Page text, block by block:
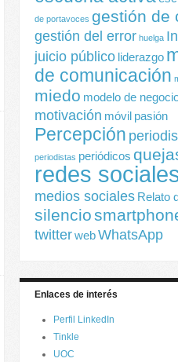
de portavoces gestión de
gestión del error huelga
juicio público liderazgo
de comunicación
miedo modelo de
motivación móvil pasión
Percepción
periodistas periódicos
redes
medios sociales Relato
silencio
twitterwebWhatsApp
Enlaces de interés
Perfil LinkedIn
Tinkle
UOC